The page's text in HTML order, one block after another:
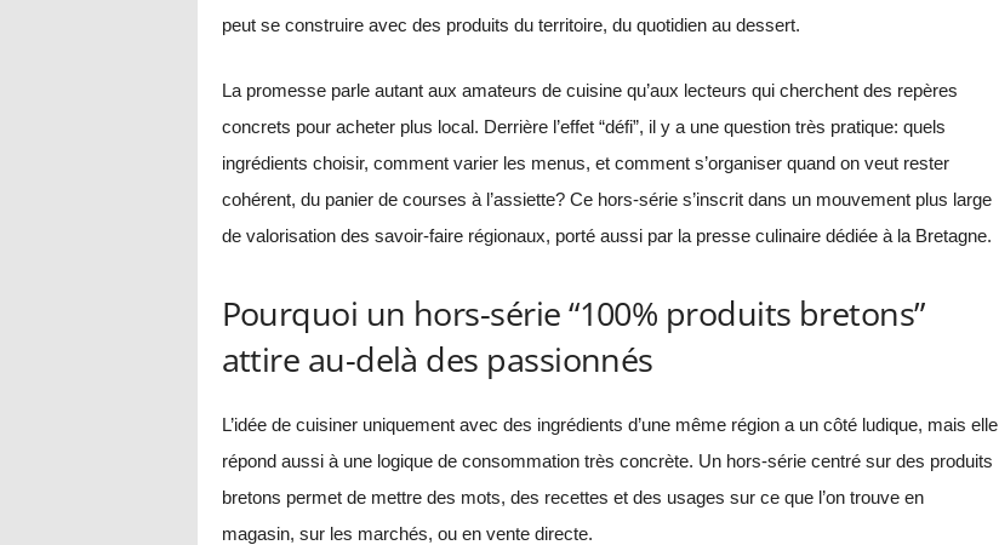
peut se construire avec des produits du territoire, du quotidien au dessert.
La promesse parle autant aux amateurs de cuisine qu’aux lecteurs qui cherchent des repères
concrets pour acheter plus local. Derrière l’effet “défi”, il y a une question très pratique: quels
ingrédients choisir, comment varier les menus, et comment s’organiser quand on veut rester
cohérent, du panier de courses à l’assiette? Ce hors-série s’inscrit dans un mouvement plus large
de valorisation des savoir-faire régionaux, porté aussi par la presse culinaire dédiée à la Bretagne.
Pourquoi un hors-série “100% produits bretons”
attire au-delà des passionnés
L’idée de cuisiner uniquement avec des ingrédients d’une même région a un côté ludique, mais elle
répond aussi à une logique de consommation très concrète. Un hors-série centré sur des produits
bretons permet de mettre des mots, des recettes et des usages sur ce que l’on trouve en
magasin, sur les marchés, ou en vente directe.